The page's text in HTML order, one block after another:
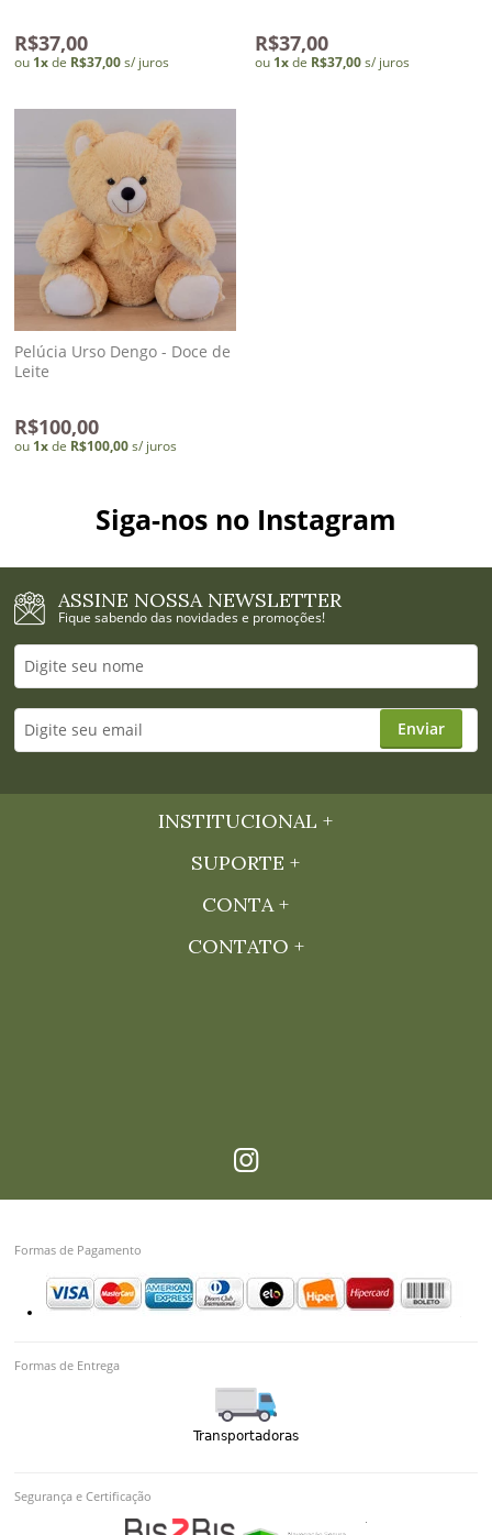
R$37,00
ou 1xde R$37,00s/ juros
R$37,00
ou 1xde R$37,00s/ juros
Pelúcia Urso Dengo - Doce de
Leite
R$100,00
ou 1xde R$100,00s/ juros
Siga-nos no Instagram
ASSINE NOSSA NEWSLETTER
Fique sabendo das novidades e promoções!
Enviar
INSTITUCIONAL
SUPORTE
CONTA
CONTATO
Formas de Pagamento
Formas de Entrega
Segurança e Certificação